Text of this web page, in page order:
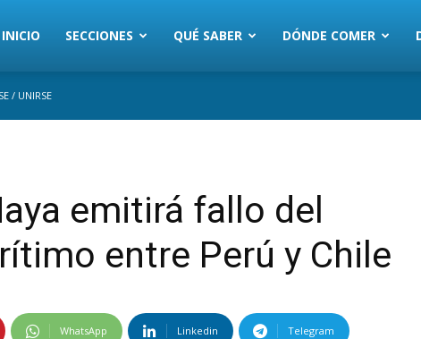
INICIO SECCIONES QUÉ SABER DÓNDE COMER
/ UNIRSE
emitirá fallo del
entre Perú y Chile
WhatsApp Linkedin Telegram